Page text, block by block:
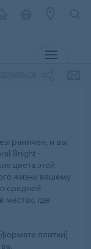
и вы
Bright -
цвета этой
жизни вашему
средней
местах, где
плитки]